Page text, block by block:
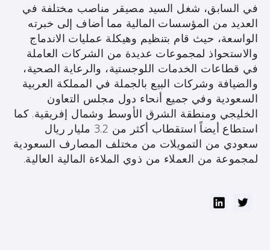
في السابق، شغل السيد مصيقر مناصب مختلفة في
العديد من المؤسسات المالية مما أضاف إلى خبرته
الواسعة، حيث قام بتنظيم وهيكلة عمليات الاندماج
والاستحواذ لمجموعات عديدة من الشركات العاملة
في قطاعات الخدمات اللوجستية، والرعاية الصحية،
والضيافة وشركات البيع بالجملة في المملكة العربية
السعودية وفي جميع أنحاء دول مجلس التعاون
الخليجي ومنطقة الشرق الأوسط وشمال إفريقية. كما
استطاع أيضاً استقطاب أكثر من 3.2 مليار ريال
سعودي من التمويلات من مختلف المصارف السعودية
لمجموعة من العملاء من ذوي الملاءة المالية العالية.